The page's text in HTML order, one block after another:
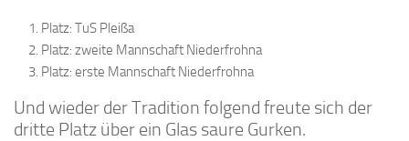
Platz: TuS Pleißa
Platz: zweite Mannschaft Niederfrohna
Platz: erste Mannschaft Niederfrohna
Und wieder der Tradition folgend freute sich der
dritte Platz über ein Glas saure Gurken.